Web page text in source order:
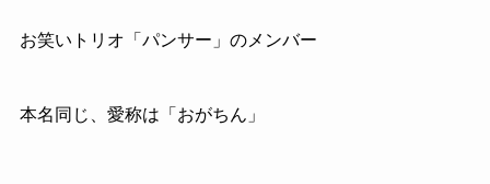
お笑いトリオ「パンサー」のメンバー
本名同じ、愛称は「おがちん」